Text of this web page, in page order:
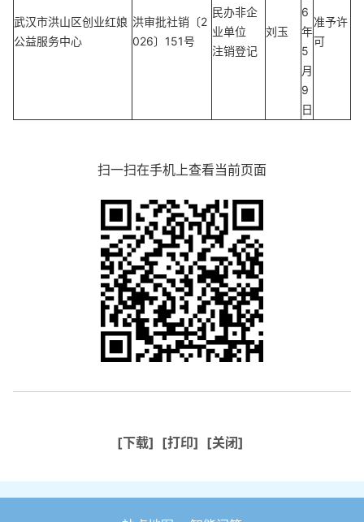
武汉市洪山区创业红娘
公益服务中心
洪审批社销〔2
026〕151号
民办非企
业单位
注销登记
刘玉
6
年
5
月
9
日
准予许
可
扫一扫在手机上查看当前页面
[下载] [打印] [关闭]